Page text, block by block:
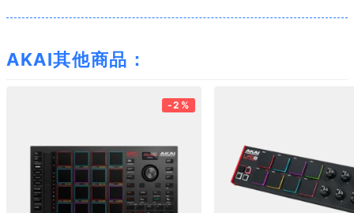
AKAI其他商品：
-2%